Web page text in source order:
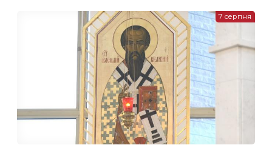
7 серпня